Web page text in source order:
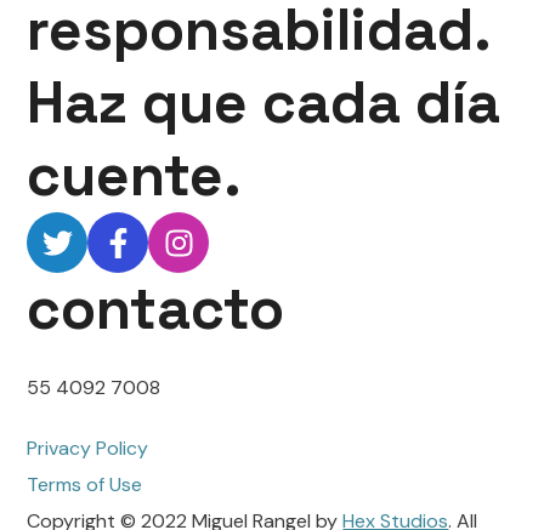
responsabilidad.
Haz que cada día
cuente.
contacto
55 4092 7008
Privacy Policy
Terms of Use
Copyright © 2022 Miguel Rangel byHex Studios. All